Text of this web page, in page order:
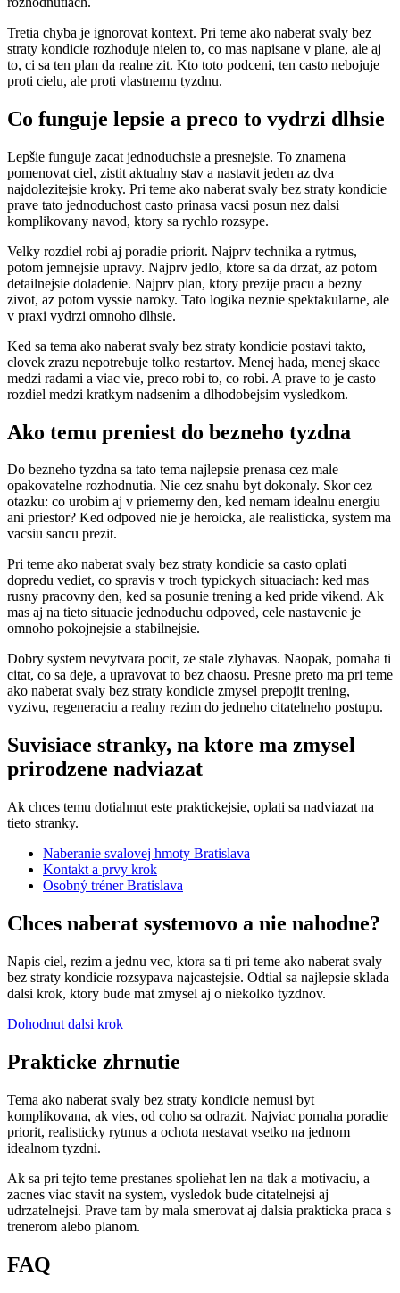
Tretia chyba je ignorovat kontext. Pri teme ako naberat svaly bez
straty kondicie rozhoduje nielen to, co mas napisane v plane, ale aj
to, ci sa ten plan da realne zit. Kto toto podceni, ten casto nebojuje
proti cielu, ale proti vlastnemu tyzdnu.
Co funguje lepsie a preco to vydrzi dlhsie
Lepšie funguje zacat jednoduchsie a presnejsie. To znamena
pomenovat ciel, zistit aktualny stav a nastavit jeden az dva
najdolezitejsie kroky. Pri teme ako naberat svaly bez straty kondicie
prave tato jednoduchost casto prinasa vacsi posun nez dalsi
komplikovany navod, ktory sa rychlo rozsype.
Velky rozdiel robi aj poradie priorit. Najprv technika a rytmus,
potom jemnejsie upravy. Najprv jedlo, ktore sa da drzat, az potom
detailnejsie doladenie. Najprv plan, ktory prezije pracu a bezny
zivot, az potom vyssie naroky. Tato logika neznie spektakularne, ale
v praxi vydrzi omnoho dlhsie.
Ked sa tema ako naberat svaly bez straty kondicie postavi takto,
clovek zrazu nepotrebuje tolko restartov. Menej hada, menej skace
medzi radami a viac vie, preco robi to, co robi. A prave to je casto
rozdiel medzi kratkym nadsenim a dlhodobejsim vysledkom.
Ako temu preniest do bezneho tyzdna
Do bezneho tyzdna sa tato tema najlepsie prenasa cez male
opakovatelne rozhodnutia. Nie cez snahu byt dokonaly. Skor cez
otazku: co urobim aj v priemerny den, ked nemam idealnu energiu
ani priestor? Ked odpoved nie je heroicka, ale realisticka, system ma
vacsiu sancu prezit.
Pri teme ako naberat svaly bez straty kondicie sa casto oplati
dopredu vediet, co spravis v troch typickych situaciach: ked mas
rusny pracovny den, ked sa posunie trening a ked pride vikend. Ak
mas aj na tieto situacie jednoduchu odpoved, cele nastavenie je
omnoho pokojnejsie a stabilnejsie.
Dobry system nevytvara pocit, ze stale zlyhavas. Naopak, pomaha ti
citat, co sa deje, a upravovat to bez chaosu. Presne preto ma pri teme
ako naberat svaly bez straty kondicie zmysel prepojit trening,
vyzivu, regeneraciu a realny rezim do jedneho citatelneho postupu.
Suvisiace stranky, na ktore ma zmysel
prirodzene nadviazat
Ak chces temu dotiahnut este praktickejsie, oplati sa nadviazat na
tieto stranky.
Naberanie svalovej hmoty Bratislava
Kontakt a prvy krok
Osobný tréner Bratislava
Chces naberat systemovo a nie nahodne?
Napis ciel, rezim a jednu vec, ktora sa ti pri teme ako naberat svaly
bez straty kondicie rozsypava najcastejsie. Odtial sa najlepsie sklada
dalsi krok, ktory bude mat zmysel aj o niekolko tyzdnov.
Dohodnut dalsi krok
Prakticke zhrnutie
Tema ako naberat svaly bez straty kondicie nemusi byt
komplikovana, ak vies, od coho sa odrazit. Najviac pomaha poradie
priorit, realisticky rytmus a ochota nestavat vsetko na jednom
idealnom tyzdni.
Ak sa pri tejto teme prestanes spoliehat len na tlak a motivaciu, a
zacnes viac stavit na system, vysledok bude citatelnejsi aj
udrzatelnejsi. Prave tam by mala smerovat aj dalsia prakticka praca s
trenerom alebo planom.
FAQ